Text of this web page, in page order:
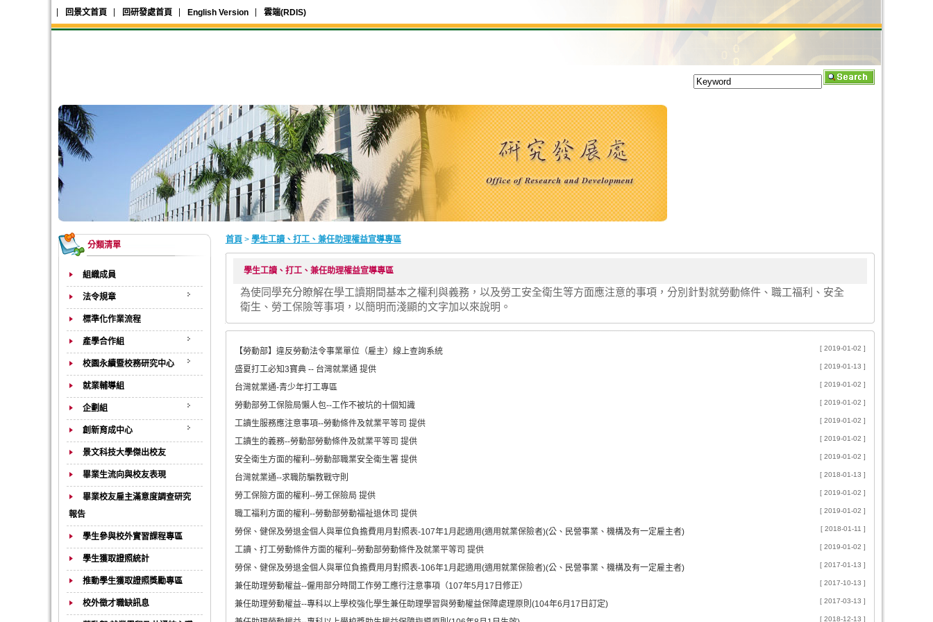
回景文首頁 回研發處首頁 English Version 雲端(RDIS)
分類清單
組織成員
法令規章
標準化作業流程
產學合作組
校園永續暨校務研究中心
就業輔導組
企劃組
創新育成中心
景文科技大學傑出校友
畢業生流向與校友表現
畢業校友雇主滿意度調查研究
報告
學生參與校外實習課程專區
學生獲取證照統計
推動學生獲取證照獎勵專區
校外徵才職缺訊息
首頁 > 學生工讀、打工、兼任助理權益宣導專區
學生工讀、打工、兼任助理權益宣導專區
為使同學充分瞭解在學工讀期間基本之權利與義務，以及勞工安全衛生等方面應注意的事項，分別針對就勞動條件、職工福利、安全
衛生、勞工保險等事項，以簡明而淺顯的文字加以來說明。
【勞動部】違反勞動法令事業單位（雇主）線上查詢系統 [ 2019-01-02 ]
盛夏打工必知3寶典 -- 台灣就業通 提供 [ 2019-01-13 ]
台灣就業通-青少年打工專區 [ 2019-01-02 ]
勞動部勞工保險局懶人包--工作不被坑的十個知識 [ 2019-01-02 ]
工讀生服務應注意事項--勞動條件及就業平等司 提供 [ 2019-01-02 ]
工讀生的義務--勞動部勞動條件及就業平等司 提供 [ 2019-01-02 ]
安全衛生方面的權利--勞動部職業安全衛生署 提供 [ 2019-01-02 ]
台灣就業通--求職防騙教戰守則 [ 2018-01-13 ]
勞工保險方面的權利--勞工保險局 提供 [ 2019-01-02 ]
職工福利方面的權利--勞動部勞動福祉退休司 提供 [ 2019-01-02 ]
勞保、健保及勞退金個人與單位負擔費用月對照表-107年1月起適用(適用就業保險者)(公、民營事業、機構及有一定雇主者) [ 2018-01-11 ]
工讀、打工勞動條件方面的權利--勞動部勞動條件及就業平等司 提供 [ 2019-01-02 ]
勞保、健保及勞退金個人與單位負擔費用月對照表-106年1月起適用(適用就業保險者)(公、民營事業、機構及有一定雇主者) [ 2017-01-13 ]
兼任助理勞動權益--僱用部分時間工作勞工應行注意事項（107年5月17日修正） [ 2017-10-13 ]
兼任助理勞動權益--專科以上學校強化學生兼任助理學習與勞動權益保障處理原則(104年6月17日訂定) [ 2017-03-13 ]
[ 2018-12-13 ]